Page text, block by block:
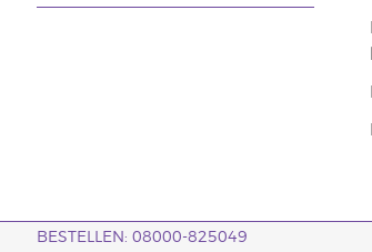
BESTELLEN: 08000-825049